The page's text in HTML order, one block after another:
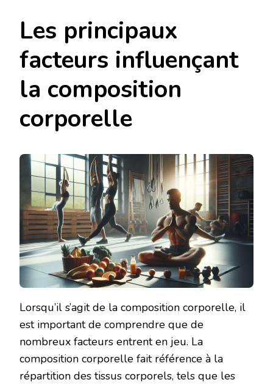
Les principaux
facteurs influençant
la composition
corporelle
Lorsqu’il s’agit de la composition corporelle, il
est important de comprendre que de
nombreux facteurs entrent en jeu. La
composition corporelle fait référence à la
répartition des tissus corporels, tels que les